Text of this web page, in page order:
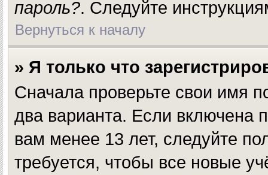
пароль?. Следуйте
Вернуться к началу
» Я только что
Сначала проверьте свои имя
два варианта. Если включена
вам менее 13 лет, следуйте
требуется, чтобы все новые